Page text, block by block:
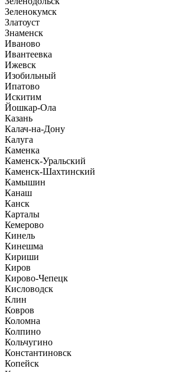
Зеленокумск
Златоуст
Знаменск
Иваново
Ивантеевка
Ижевск
Изобильный
Ипатово
Искитим
Йошкар-Ола
Казань
Калач-на-Дону
Калуга
Каменка
Каменск-Уральский
Каменск-Шахтинский
Камышин
Канаш
Канск
Карталы
Кемерово
Кинель
Кинешма
Кириши
Киров
Кирово-Чепецк
Кисловодск
Клин
Ковров
Коломна
Колпино
Кольчугино
Константиновск
Копейск